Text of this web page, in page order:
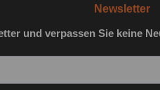
Newsletter
und verpassen Sie keine